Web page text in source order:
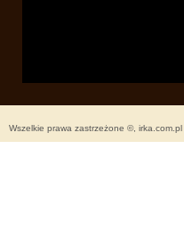
Wszelkie prawa zastrzeżone ©, irka.com.pl